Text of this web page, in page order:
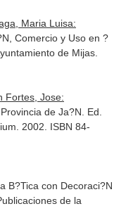
Maria Luisa:
Comercio y Uso en ?
de Mijas.
Fortes, Jose:
de Ja?N. Ed.
2002. ISBN 84-
B?Tica con Decoraci?N
de la